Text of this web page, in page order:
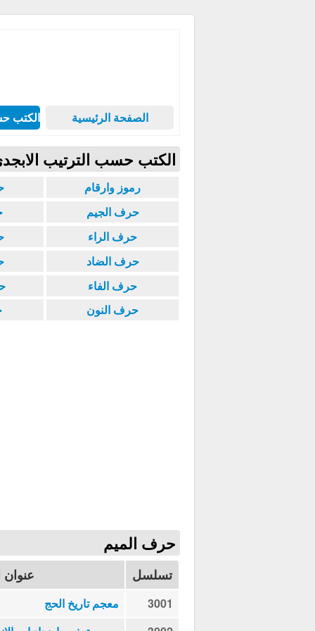
الصفحة الرئيسية الكتب
الكتب حسب الترتيب
رموز وارقام
حرف الجيم
حرف الراء
حرف الضاد
حرف الفاء
حرف النون
حرف الميم
تسلسل عنوان
3001
معجم تاريخ الحج